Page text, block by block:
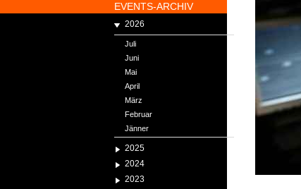
EVENTS-ARCHIV
2026
Juli
Juni
Mai
April
März
Februar
Jänner
2025
2024
2023